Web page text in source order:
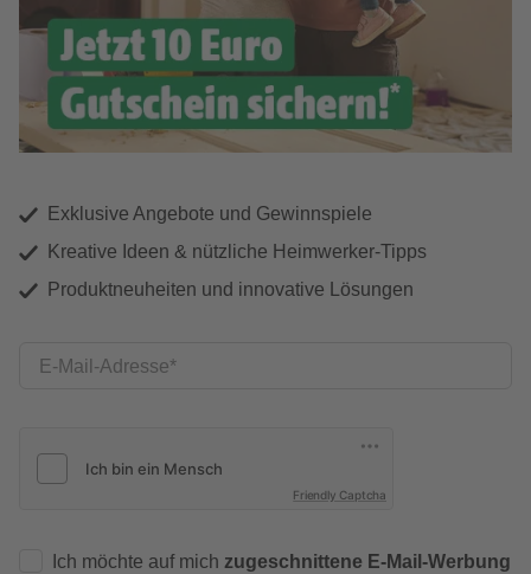
Exklusive Angebote und Gewinnspiele
Kreative Ideen & nützliche Heimwerker-Tipps
Produktneuheiten und innovative Lösungen
E-Mail-Adresse
Friendly Captcha
Ich möchte auf mich zugeschnittene E-Mail-Werbung